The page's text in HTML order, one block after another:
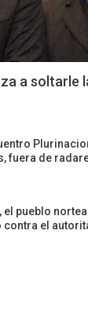
a soltarle
fuera de
el pueblo
el